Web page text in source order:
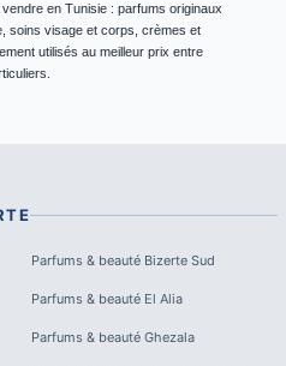
en Tunisie : parfums originaux
soins visage et corps, crèmes et
utilisés au meilleur prix entre
Parfums & beauté Bizerte Sud
Parfums & beauté El Alia
Parfums & beauté Ghezala